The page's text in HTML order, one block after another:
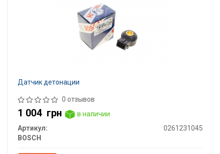
Датчик детонации
0 отзывов
1 004 грн
в наличии
Артикул:
0261231045
BOSCH